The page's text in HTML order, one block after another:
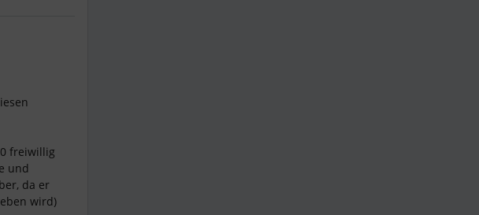
freiwillig
und
da er
wird)